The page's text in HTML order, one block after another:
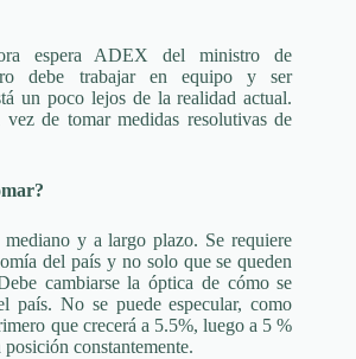
espera ADEX del ministro de
debe trabajar en equipo y ser
un poco lejos de la realidad actual.
de tomar medidas resolutivas de
y a largo plazo. Se requiere
del país y no solo que se queden
cambiarse la óptica de cómo se
país. No se puede especular, como
que crecerá a 5.5%, luego a 5 %
constantemente.